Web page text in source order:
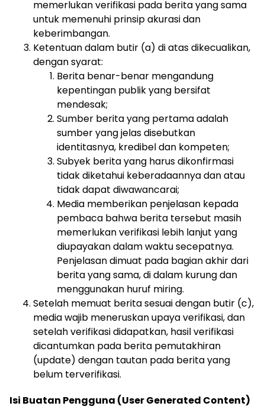
memerlukan verifikasi pada berita yang sama
untuk memenuhi prinsip akurasi dan
keberimbangan.
Ketentuan dalam butir (a) di atas dikecualikan,
dengan syarat:
Berita benar-benar mengandung
kepentingan publik yang bersifat
mendesak;
Sumber berita yang pertama adalah
sumber yang jelas disebutkan
identitasnya, kredibel dan kompeten;
Subyek berita yang harus dikonfirmasi
tidak diketahui keberadaannya dan atau
tidak dapat diwawancarai;
Media memberikan penjelasan kepada
pembaca bahwa berita tersebut masih
memerlukan verifikasi lebih lanjut yang
diupayakan dalam waktu secepatnya.
Penjelasan dimuat pada bagian akhir dari
berita yang sama, di dalam kurung dan
menggunakan huruf miring.
Setelah memuat berita sesuai dengan butir (c),
media wajib meneruskan upaya verifikasi, dan
setelah verifikasi didapatkan, hasil verifikasi
dicantumkan pada berita pemutakhiran
(update) dengan tautan pada berita yang
belum terverifikasi.
Isi Buatan Pengguna (User Generated Content)